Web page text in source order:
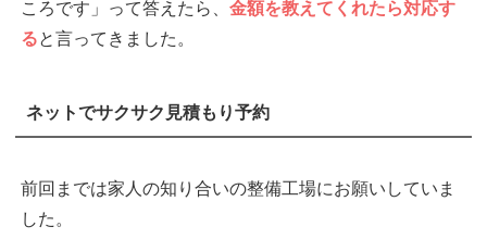
ころです」って答えたら、 金額を教えてくれたら対応す
ると言ってきました。
ネットでサクサク見積もり予約
前回までは家人の知り合いの整備工場にお願いしていま
した。